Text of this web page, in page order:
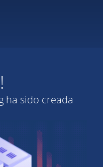
ha sido creada